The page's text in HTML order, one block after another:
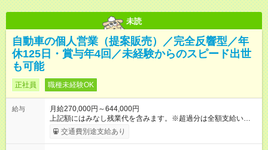
未読
自動車の個人営業（提案販売）／完全反響型／年
休125日・賞与年4回／未経験からのスピード出世
も可能
正社員 職種未経験OK
給与
月給270,000円～644,000円
上記額にはみなし残業代を含みます。※超過分は全額支給いたし
ます。 みなし残業代 59,000円／月 みなし残業時間 29時間／月
※スキル・能力等を考慮の上決定します。 ＼★ご希望の働き方
交通費別途支給あり